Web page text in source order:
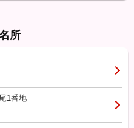
所
1番地